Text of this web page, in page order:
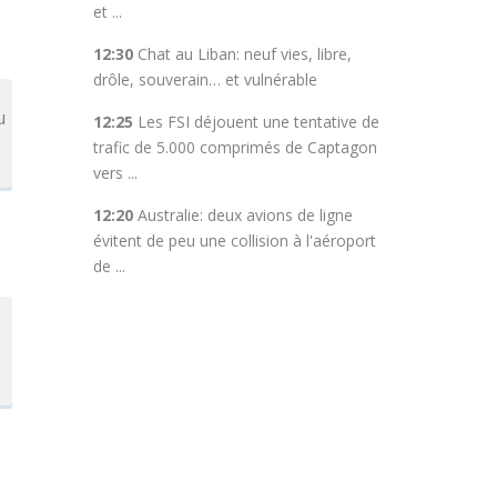
et ...
12:30Chat au Liban: neuf vies, libre,
drôle, souverain… et vulnérable
12:25 Les FSI déjouent une tentative de
trafic de 5.000 comprimés de Captagon
vers ...
12:20Australie: deux avions de ligne
évitent de peu une collision à l'aéroport
de ...